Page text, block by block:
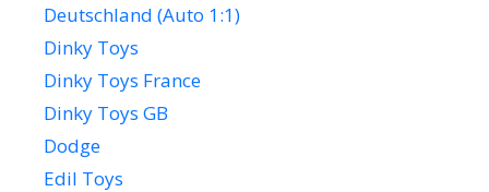
Deutschland (Auto 1:1)
Dinky Toys
Dinky Toys France
Dinky Toys GB
Dodge
Edil Toys